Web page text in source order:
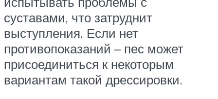
суставами, что затруднит
выступления. Если нет
противопоказаний – пес может
присоединиться к некоторым
вариантам такой дрессировки.